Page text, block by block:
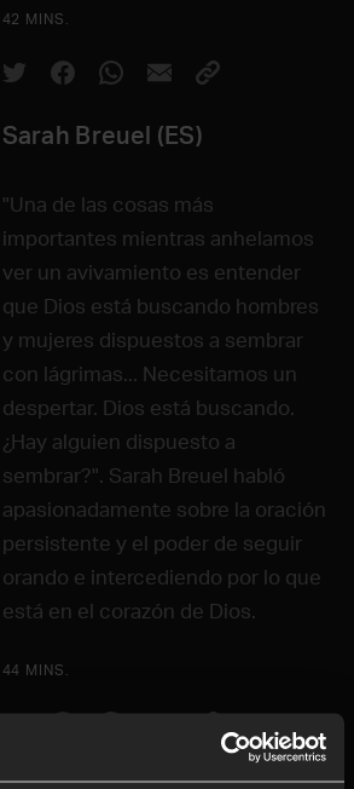
42 MINS.
Sarah Breuel (ES)
"Una de las cosas más
importantes mientras anhelamos
ver un avivamiento es entender
que Dios está buscando hombres
y mujeres dispuestos a sembrar
con lágrimas... Necesitamos un
despertar. Dios está buscando.
¿Hay alguien dispuesto a
sembrar?". Sarah Breuel habló
apasionadamente sobre la oración
persistente y el poder de seguir
orando e intercediendo por lo que
está en el corazón de Dios.
44 MINS.